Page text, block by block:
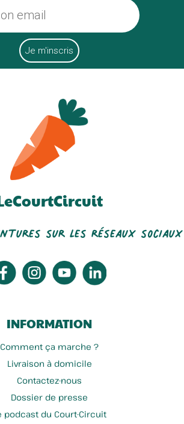
sur les réseaux sociaux
INFORMATION
Comment ça marche ?
Livraison à domicile
Contactez-nous
Dossier de presse
podcast du Court-Circuit